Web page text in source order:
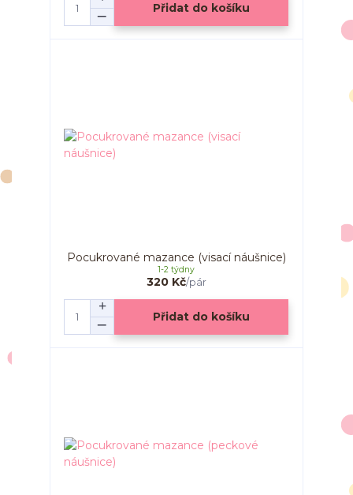
Přidat do košíku
Pocukrované mazance (visací náušnice)
320 Kč/pár
1-2 týdny
Přidat do košíku